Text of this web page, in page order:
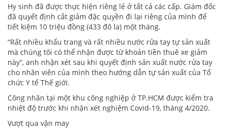
Hy sinh đã được thực hiện riêng lẻ ở tất cả các cấp. Giám đốc
đã quyết định cắt giảm đặc quyền đi lại riêng của mình để
tiết kiệm 10 triệu đồng (433 đô la) một tháng.
“Rất nhiều khẩu trang và rất nhiều nước rửa tay tự sản xuất
mà chúng tôi có thể nhận được từ khoản tiền thuê xe giảm
này”, anh nhận xét sau khi quyết định sản xuất nước rửa tay
cho nhân viên của mình theo hướng dẫn tự sản xuất của Tổ
chức Y tế Thế giới.
Công nhân tại một khu công nghiệp ở TP.HCM được kiểm tra
nhiệt độ trước khi nhận xét nghiệm Covid-19, tháng 4/2020.
Vượt qua vận may